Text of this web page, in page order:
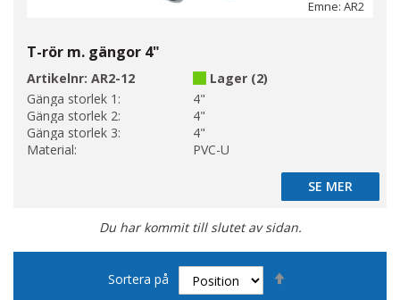
Emne: AR2
T-rör m. gängor 4"
Artikelnr: AR2-12
Lager (2)
Gänga storlek 1:
4"
Gänga storlek 2:
4"
Gänga storlek 3:
4"
Material:
PVC-U
SE MER
SE MER
Du har kommit till slutet av sidan.
Sortera på